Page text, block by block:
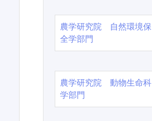
農学研究院 自然環境保
全学部門
農学研究院 動物生命科
学部門